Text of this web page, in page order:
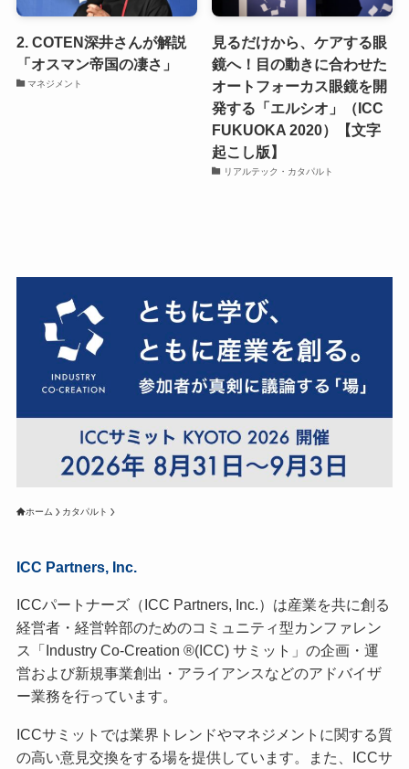
2. COTEN深井さんが解説
「オスマン帝国の凄さ」
マネジメント
見るだけから、ケアする眼
鏡へ！目の動きに合わせた
オートフォーカス眼鏡を開
発する「エルシオ」（ICC
FUKUOKA 2020）【文字
起こし版】
リアルテック・カタパルト
ホーム カタパルト
ICC Partners, Inc.
ICCパートナーズ（ICC Partners, Inc.）は産業を共に創る
経営者・経営幹部のためのコミュニティ型カンファレン
ス「Industry Co-Creation ®(ICC) サミット」の企画・運
営および新規事業創出・アライアンスなどのアドバイザ
ー業務を行っています。
ICCサミットでは業界トレンドやマネジメントに関する質
の高い意見交換をする場を提供しています。また、ICCサ